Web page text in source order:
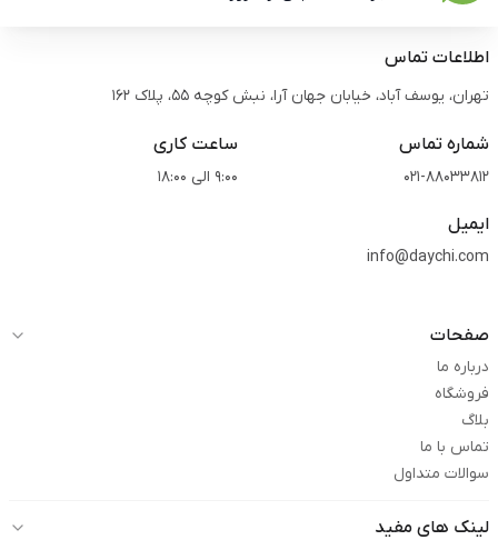
اطلاعات تماس
تهران، یوسف آباد، خیابان جهان آرا، نبش کوچه 55، پلاک 162
شماره تماس
021-88033812
ساعت کاری
9:00 الی 18:00
ایمیل
info@daychi.com
صفحات
درباره ما
فروشگاه
بلاگ
تماس با ما
سوالات متداول
لینک های مفید